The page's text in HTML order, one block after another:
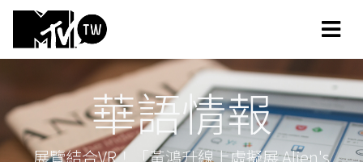
華語情報
展覽結合VR！「黃鴻升線上虛擬展 Alien's